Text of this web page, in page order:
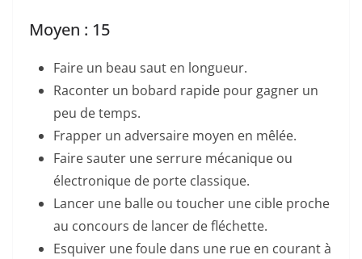
Moyen : 15
Faire un beau saut en longueur.
Raconter un bobard rapide pour gagner un
peu de temps.
Frapper un adversaire moyen en mêlée.
Faire sauter une serrure mécanique ou
électronique de porte classique.
Lancer une balle ou toucher une cible proche
au concours de lancer de fléchette.
Esquiver une foule dans une rue en courant à